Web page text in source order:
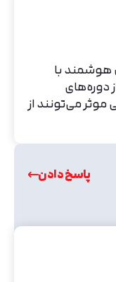
هوشمند با
دوره‌های
موثر می‌تونند از
پاسخ دادن
اندازی بشه....